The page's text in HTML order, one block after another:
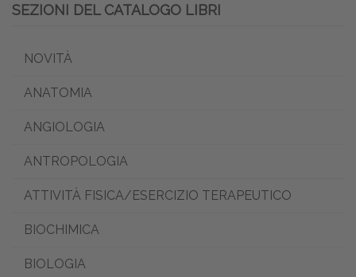
SEZIONI DEL CATALOGO LIBRI
NOVITÀ
ANATOMIA
ANGIOLOGIA
ANTROPOLOGIA
ATTIVITÀ FISICA/ESERCIZIO TERAPEUTICO
BIOCHIMICA
BIOLOGIA